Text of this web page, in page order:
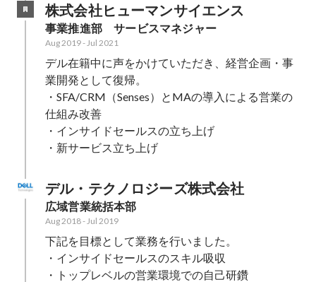
株式会社ヒューマンサイエンス
事業推進部　サービスマネジャー
Aug 2019-Jul 2021
デル在籍中に声をかけていただき、経営企画・事
業開発として復帰。
・SFA/CRM（Senses）とMAの導入による営業の
仕組み改善
・インサイドセールスの立ち上げ
・新サービス立ち上げ
デル・テクノロジーズ株式会社
広域営業統括本部
Aug 2018-Jul 2019
下記を目標として業務を行いました。
・インサイドセールスのスキル吸収
・トップレベルの営業環境での自己研鑽